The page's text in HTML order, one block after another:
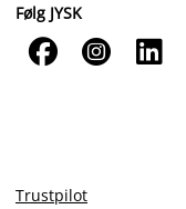
Følg JYSK
  
Trustpilot